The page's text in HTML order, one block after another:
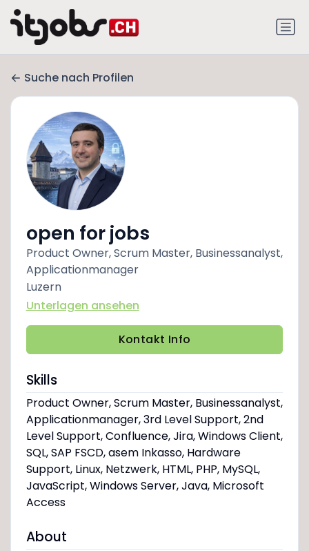
Suche nach Profilen
open for jobs
Product Owner, Scrum Master, Businessanalyst,
Applicationmanager
Luzern
Unterlagen ansehen
Kontakt Info
Skills
Product Owner, Scrum Master, Businessanalyst,
Applicationmanager, 3rd Level Support, 2nd
Level Support, Confluence, Jira, Windows Client,
SQL, SAP FSCD, asem Inkasso, Hardware
Support, Linux, Netzwerk, HTML, PHP, MySQL,
JavaScript, Windows Server, Java, Microsoft
Access
About